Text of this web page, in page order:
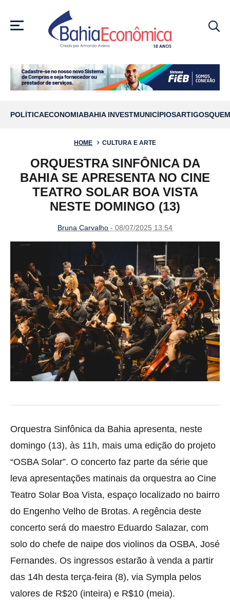
MENU
POLÍTICAECONOMIABAHIA INVESTMUNICÍPIOSARTIGOS
HOME CULTURA E ARTE
ORQUESTRA SINFÔNICA DA
BAHIA SE APRESENTA NO CINE
TEATRO SOLAR BOA VISTA
NESTE DOMINGO (13)
Bruna Carvalho - 08/07/2025 13:54
Orquestra Sinfônica da Bahia apresenta, neste
domingo (13), às 11h, mais uma edição do projeto
“OSBA Solar”. O concerto faz parte da série que
leva apresentações matinais da orquestra ao Cine
Teatro Solar Boa Vista, espaço localizado no bairro
do Engenho Velho de Brotas. A regência deste
concerto será do maestro Eduardo Salazar, com
solo do chefe de naipe dos violinos da OSBA, José
Fernandes. Os ingressos estarão à venda a partir
das 14h desta terça-feira (8), via Sympla pelos
valores de R$20 (inteira) e R$10 (meia).